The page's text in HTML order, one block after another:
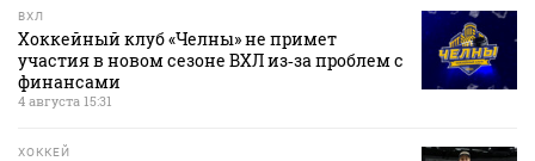
ВХЛ
Хоккейный клуб «Челны» не примет
участия в новом сезоне ВХЛ из‑за проблем с
финансами
4 августа 15:31
ХОККЕЙ